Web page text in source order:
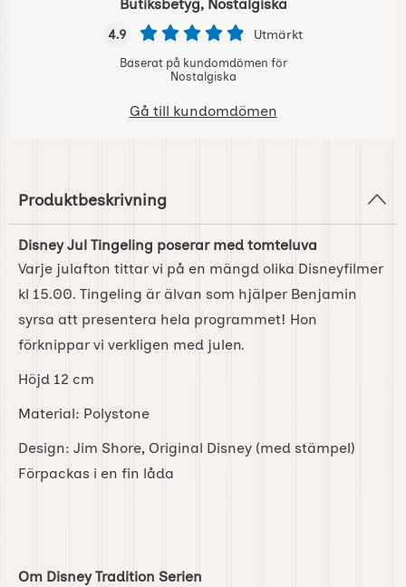
Butiksbetyg, Nostalgiska
4.9 Utmärkt
Baserat på kundomdömen för
Nostalgiska
Gå till kundomdömen
Produktbeskrivning
Disney Jul Tingeling poserar med tomteluva
Varje julafton tittar vi på en mängd olika Disneyfilmer
kl 15.00. Tingeling är älvan som hjälper Benjamin
syrsa att presentera hela programmet! Hon
förknippar vi verkligen med julen.
Höjd 12 cm
Material: Polystone
Design: Jim Shore, Original Disney (med stämpel)
Förpackas i en fin låda
Om Disney Tradition Serien